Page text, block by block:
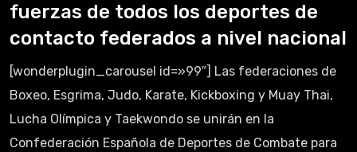
fuerzas de todos los deportes de
contacto federados a nivel nacional
[wonderplugin_carousel id=»99″] Las federaciones de
Boxeo, Esgrima, Judo, Karate, Kickboxing y Muay Thai,
Lucha Olímpica y Taekwondo se unirán en la
Confederación Española de Deportes de Combate para